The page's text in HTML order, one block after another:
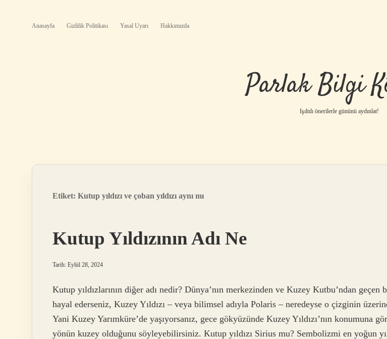
Anasayfa Gizlilik Politikası Yasal Uyarı Hakkımızda
Parlak Bilgi
Işıltılı önerilerle gününü aydınlat!
Etiket: Kutup yıldızı ve çoban yıldızı aynı mı
Kutup Yıldızının Adı Ne
Tarih: Eylül 28, 2024
Kutup yıldızlarının diğer adı nedir? Dünya’nın merkezinden ve Kuzey Kutbu’ndan geçen
hayal ederseniz, Kuzey Yıldızı – veya bilimsel adıyla Polaris – neredeyse o çizginin
Yani Kuzey Yarımküre’de yaşıyorsanız, gece gökyüzünde Kuzey Yıldızı’nın konumuna
yönün kuzey olduğunu söyleyebilirsiniz. Kutup yıldızı Sirius mu? Sembolizmi en yoğun